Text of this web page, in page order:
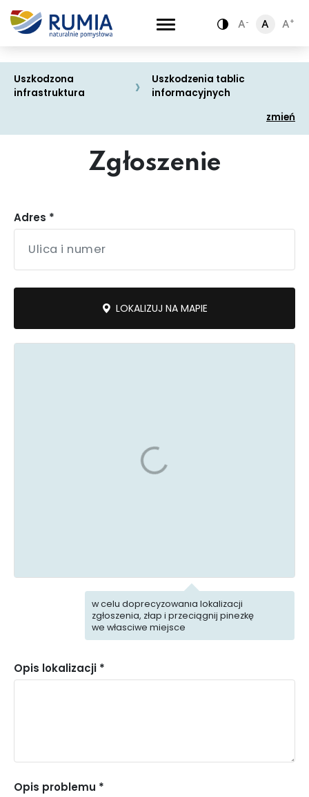
Zamiana
A - A A +
Zamiana
A - A A +
Uszkodzona
infrastruktura
Uszkodzenia tablic
informacyjnych
zmień
graffiti
rowerowe
i bezpieczeństwo
Zgłoszenie
Adres *
LOKALIZUJ NA MAPIE
w celu doprecyzowania lokalizacji
zgłoszenia, złap i przeciągnij pinezkę
we własciwe miejsce
Opis lokalizacji *
Opis problemu *